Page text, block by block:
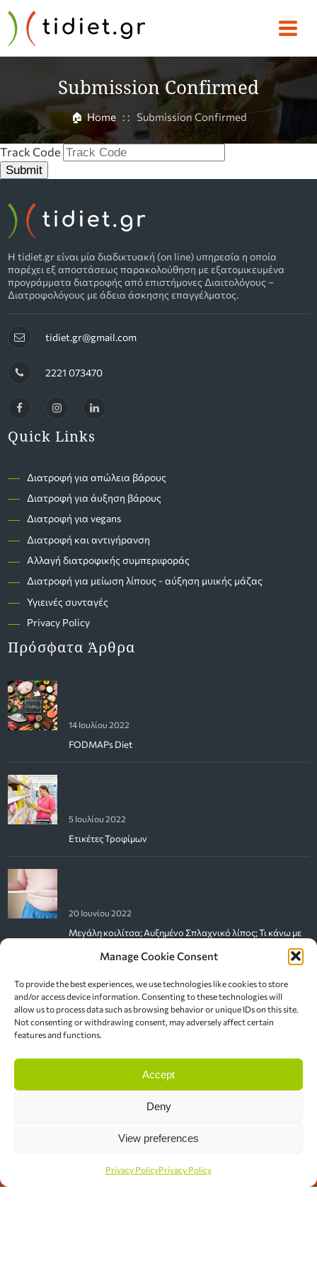
Manage Cookie Consent
To provide the best experiences, we use technologies like cookies to store
and/or access device information. Consenting to these technologies will
allow us to process data such as browsing behavior or unique IDs on this site.
Not consenting or withdrawing consent, may adversely affect certain
features and functions.
Accept
Deny
View preferences
Privacy PolicyPrivacy Policy
Submission Confirmed
🏠Home: : Submission Confirmed
Track Code
Submit
Η tidiet.gr είναι μία διαδικτυακή (on line) υπηρεσία η οποία
παρέχει εξ αποστάσεως παρακολούθηση με εξατομικευμένα
προγράμματα διατροφής από επιστήμονες Διαιτολόγους –
Διατροφολόγους με άδεια άσκησης επαγγέλματος.
tidiet.gr@gmail.com
2221 073470
Quick Links
― Διατροφή για απώλεια βάρους
― Διατροφή για άυξηση βάρους
― Διατροφή για vegans
― Διατροφή και αντιγήρανση
― Αλλαγή διατροφικής συμπεριφοράς
― Διατροφή για μείωση λίπους - αύξηση μυικής μάζας
― Υγιεινές συνταγές
― Privacy Policy
Πρόσφατα Άρθρα
14 Ιουλίου 2022
FODMAPs Diet
5 Ιουλίου 2022
Ετικέτες Τροφίμων
20 Ιουνίου 2022
Μεγάλη κοιλίτσα; Αυξημένο Σπλαχνικό λίπος; Τι κάνω με
Νέες Συνταγές
23 Ιουνίου 2022
Σπιτικό παγωτό βύσσινο
ΨαρόσουπαΔωρεάν Αξιολόγηση